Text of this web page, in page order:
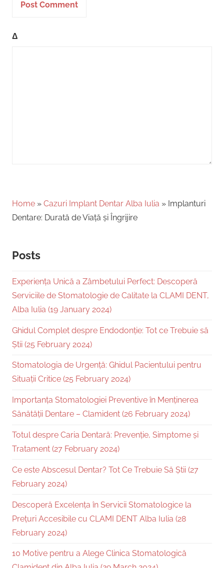
Δ
Home » Cazuri Implant Dentar Alba Iulia » Implanturi
Dentare: Durată de Viață și Îngrijire
Posts
Experiența Unică a Zâmbetului Perfect: Descoperă
Serviciile de Stomatologie de Calitate la CLAMI DENT,
Alba Iulia (19 January 2024)
Ghidul Complet despre Endodonție: Tot ce Trebuie să
Știi (25 February 2024)
Stomatologia de Urgență: Ghidul Pacientului pentru
Situații Critice (25 February 2024)
Importanța Stomatologiei Preventive în Menținerea
Sănătății Dentare – Clamident (26 February 2024)
Totul despre Caria Dentară: Prevenție, Simptome și
Tratament (27 February 2024)
Ce este Abscesul Dentar? Tot Ce Trebuie Să Știi (27
February 2024)
Descoperă Excelența în Servicii Stomatologice la
Prețuri Accesibile cu CLAMI DENT Alba Iulia (28
February 2024)
10 Motive pentru a Alege Clinica Stomatologică